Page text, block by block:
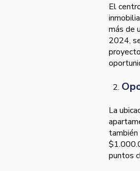
El
más de
2024,
La
puntos